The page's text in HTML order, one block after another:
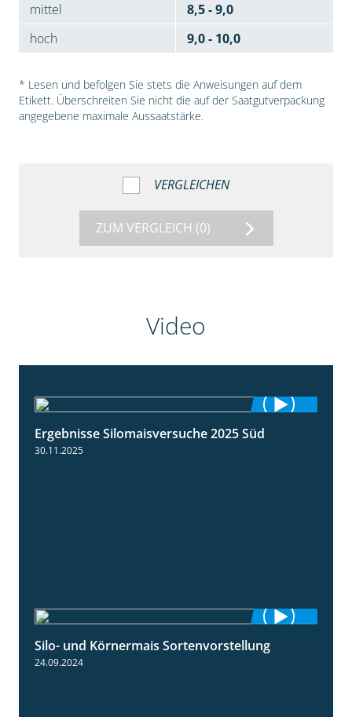
mittel
8,5 - 9,0
hoch
9,0 - 10,0
* Lesen und befolgen Sie stets die Anweisungen auf dem
Etikett. Überschreiten Sie nicht die auf der Saatgutverpackung
angegebene maximale Aussaatstärke.
VERGLEICHEN
ZUM VERGLEICH (0)
Video
Ergebnisse Silomaisversuche 2025 Süd
30.11.2025
4:26
Silo- und Körnermais Sortenvorstellung
24.09.2024